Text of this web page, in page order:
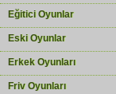
Eğitici Oyunlar
Eski Oyunlar
Erkek Oyunları
Friv Oyunları